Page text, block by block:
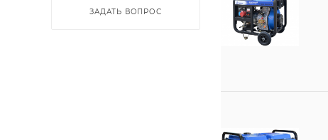
ЗАДАТЬ ВОПРОС